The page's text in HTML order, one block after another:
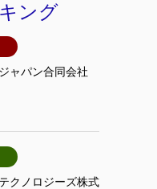
ング
ャパン合同会社
クノロジーズ株式